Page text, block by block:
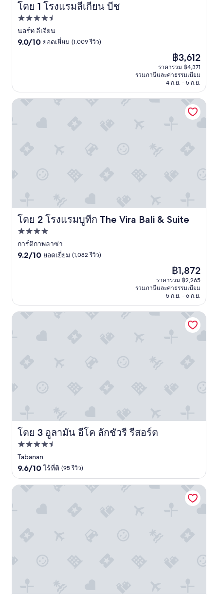
โดย 1 โรงแรมลีเกียน บีช
โรงแรมลีเกียน บีช
ที่พัก
4.5
ดาว
นอร์ท ลีเจียน
9.0
รีวิว)
9.0/10 ยอดเยี่ยม (1,009 รีวิว)
ราคา
ปัจจุบัน
คือ
฿3,612
฿3,612
ราคารวม ฿4,371
รวมภาษีและค่าธรรมเนียม
4 ก.ย. - 5 ก.ย.
โดย 2 โรงแรมบูทีก The Vira Bali & Suite
โรงแรมบูทีก The Vira Bali & Suite
ที่พัก
4.0
ดาว
การ์ติกาพลาซ่า
9.2
รีวิว)
9.2/10 ยอดเยี่ยม (1,082 รีวิว)
ราคา
ปัจจุบัน
คือ
฿1,872
฿1,872
ราคารวม ฿2,265
รวมภาษีและค่าธรรมเนียม
5 ก.ย. - 6 ก.ย.
โรงแรมบูทีก The Vira Bali & Suite
โดย 3 อูลามัน อีโค ลักชัวรี รีสอร์ต
อูลามัน อีโค ลักชัวรี รีสอร์ต
ที่พัก
4.5
ดาว
Tabanan
9.6
จาก
10,
9.6/10 ไร้ที่ติ (95 รีวิว)
อูลามัน อีโค ลักชัวรี รีสอร์ต
โรงแรมฮาร์ดร็อค บาหลี